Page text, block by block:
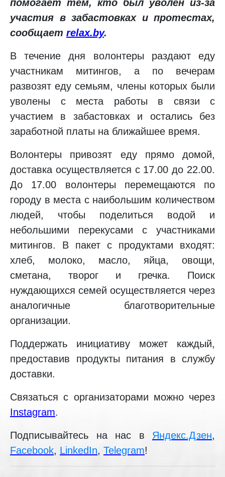
помогает тем, кто был уволен из-за
участия в забастовках и протестах,
сообщает relax.by.
В течение дня волонтеры раздают еду
участникам митингов, а по вечерам
развозят еду семьям, члены которых были
уволены с места работы в связи с
участием в забастовках и остались без
заработной платы на ближайшее время.
Волонтеры привозят еду прямо домой,
доставка осуществляется с 17.00 до 22.00.
До 17.00 волонтеры перемещаются по
городу в места с наибольшим количеством
людей, чтобы поделиться водой и
небольшими перекусами с участниками
митингов. В пакет с продуктами входят:
хлеб, молоко, масло, яйца, овощи,
сметана, творог и гречка. Поиск
нуждающихся семей осуществляется через
аналогичные благотворительные
организации.
Поддержать инициативу может каждый,
предоставив продукты питания в службу
доставки.
Связаться с организаторами можно через
Instagram.
Подписывайтесь на нас в Яндекс.Дзен,
Facebook, LinkedIn, Telegram!